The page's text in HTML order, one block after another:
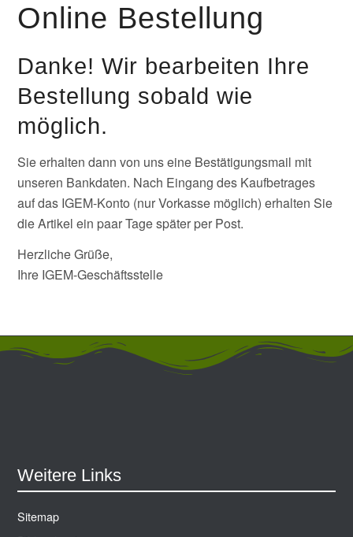
Online Bestellung
Danke! Wir bearbeiten Ihre
Bestellung sobald wie
möglich.
Sie erhalten dann von uns eine Bestätigungsmail mit
unseren Bankdaten. Nach Eingang des Kaufbetrages
auf das IGEM-Konto (nur Vorkasse möglich) erhalten Sie
die Artikel ein paar Tage später per Post.
Herzliche Grüße,
Ihre IGEM-Geschäftsstelle
Weitere Links
Sitemap